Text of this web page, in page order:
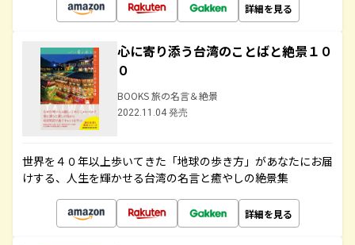
詳細を見る
心に寄り添う台湾のことばと絶景１０
０
BOOKS 旅の名言＆絶景
2022.11.04 発売
世界を４０年以上歩いてきた「地球の歩き方」があなたにお届
けする、人生を輝かせる台湾の名言と癒やしの絶景集
詳細を見る